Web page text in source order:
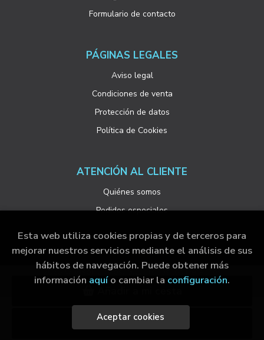
Click & collect
Formulario de contacto
PÁGINAS LEGALES
Aviso legal
Condiciones de venta
Protección de datos
Política de Cookies
ATENCIÓN AL CLIENTE
Quiénes somos
Pedidos especiales
2026 ©Visor Libros, S.L. . Todos los Derechos
Reservados |Grupo Trevenque
Esta web utiliza cookies propias y de terceros para
mejorar nuestros servicios mediante el análisis de sus
hábitos de navegación. Puede obtener más
información aquío cambiar la configuración.
Aceptar cookies